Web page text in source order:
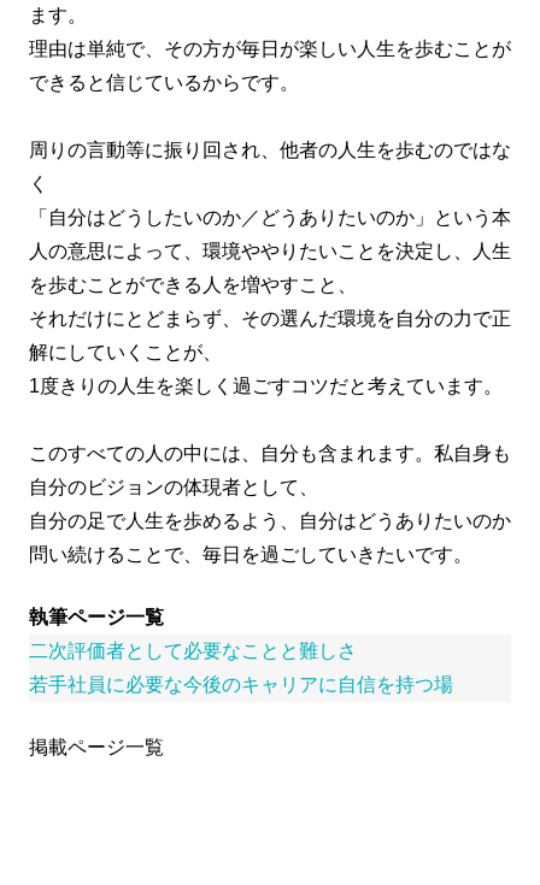
ます。
理由は単純で、その方が毎日が楽しい人生を歩むことが
できると信じているからです。
周りの言動等に振り回され、他者の人生を歩むのではな
く
「自分はどうしたいのか／どうありたいのか」という本
人の意思によって、環境ややりたいことを決定し、人生
を歩むことができる人を増やすこと、
それだけにとどまらず、その選んだ環境を自分の力で正
解にしていくことが、
1度きりの人生を楽しく過ごすコツだと考えています。
このすべての人の中には、自分も含まれます。私自身も
自分のビジョンの体現者として、
自分の足で人生を歩めるよう、自分はどうありたいのか
問い続けることで、毎日を過ごしていきたいです。
執筆ページ一覧
二次評価者として必要なことと難しさ
若手社員に必要な今後のキャリアに自信を持つ場
掲載ページ一覧